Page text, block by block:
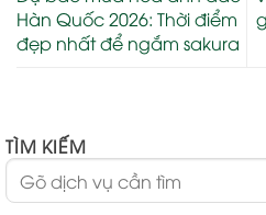
Hàn Quốc 2026: Thời điểm
đẹp nhất để ngắm sakura
TÌM KIẾM